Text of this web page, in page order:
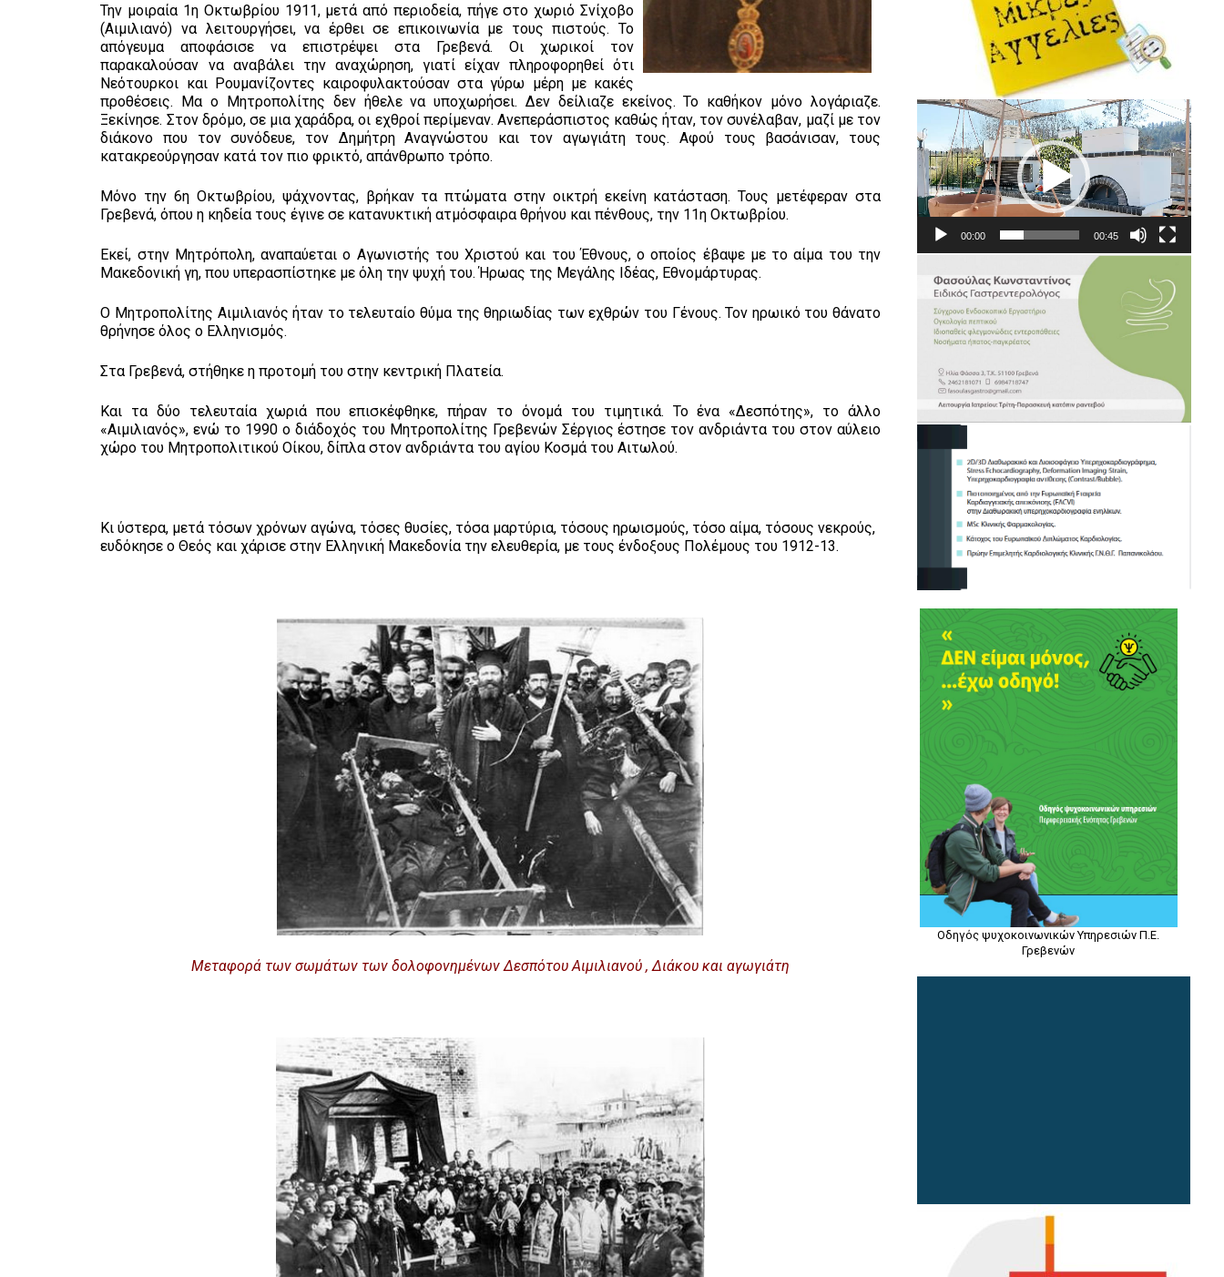
Την μοιραία 1η Οκτωβρίου 1911, μετά από περιοδεία, πήγε στο χωριό Σνίχοβο
(Αιμιλιανό) να λειτουργήσει, να έρθει σε επικοινωνία με τους πιστούς. Το
απόγευμα αποφάσισε να επιστρέψει στα Γρεβενά. Οι χωρικοί τον
παρακαλούσαν να αναβάλει την αναχώρηση, γιατί είχαν πληροφορηθεί ότι
Νεότουρκοι και Ρουμανίζοντες καιροφυλακτούσαν στα γύρω μέρη με κακές
προθέσεις. Μα ο Μητροπολίτης δεν ήθελε να υποχωρήσει. Δεν δείλιαζε εκείνος. Το καθήκον μόνο λογάριαζε.
Ξεκίνησε. Στον δρόμο, σε μια χαράδρα, οι εχθροί περίμεναν. Ανεπεράσπιστος καθώς ήταν, τον συνέλαβαν, μαζί με τον
διάκονο που τον συνόδευε, τον Δημήτρη Αναγνώστου και τον αγωγιάτη τους. Αφού τους βασάνισαν, τους
κατακρεούργησαν κατά τον πιο φρικτό, απάνθρωπο τρόπο.
Μόνο την 6η Οκτωβρίου, ψάχνοντας, βρήκαν τα πτώματα στην οικτρή εκείνη κατάσταση. Τους μετέφε­ραν στα
Γρεβενά, όπου η κηδεία τους έγινε σε κατανυκτική ατμόσφαιρα θρήνου και πένθους, την 11η Οκτωβρίου.
Εκεί, στην Μητρόπολη, αναπαύεται ο Αγωνιστής του Χριστού και του Έθνους, ο οποίος έβαψε με το αίμα του την
Μακεδονική γη, που υπερασπίστηκε με όλη την ψυχή του. Ήρωας της Μεγάλης Ιδέας, Εθνομάρτυρας.
Ο Μητροπολίτης Αιμιλιανός ήταν το τελευταίο θύμα της θηριωδίας των εχθρών του Γένους. Τον ηρωικό του θάνατο
θρήνησε όλος ο Ελληνισμός.
Στα Γρεβενά, στήθηκε η προτομή του στην κεντρική Πλατεία.
Και τα δύο τελευταία χωριά που επισκέφθηκε, πήραν το όνομά του τιμητικά. Το ένα «Δεσπότης», το άλλο
«Αιμιλιανός», ενώ το 1990 ο διάδοχός του Μητροπολίτης Γρεβενών Σέργιος έστησε τον ανδριάντα του στον αύλειο
χώρο του Μητροπολιτικού Οίκου, δίπλα στον ανδριάντα του αγίου Κοσμά του Αιτωλού.
Κι ύστερα, μετά τόσων χρόνων αγώνα, τόσες θυσίες, τόσα μαρτύρια, τόσους ηρωισμούς, τόσο αίμα, τόσους νεκρούς,
ευδόκησε ο Θεός και χάρισε στην Ελληνική Μακεδονία την ελευθερία, με τους ένδοξους Πολέμους του 1912-13.
Μεταφορά των σωμάτων των δολοφονημένων Δεσπότου Αιμιλιανού , Διάκου και αγωγιάτη
Πρόγραμμα
Αναπαραγωγής
Βίντεο
00:00 00:45
Οδηγός ψυχοκοινωνικών Υπηρεσιών Π.Ε.
Γρεβενών